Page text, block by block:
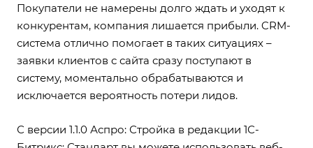
Покупатели не намерены долго ждать и уходят к
конкурентам, компания лишается прибыли. CRM-
система отлично помогает в таких ситуациях –
заявки клиентов с сайта сразу поступают в
систему, моментально обрабатываются и
исключается вероятность потери лидов.
С версии 1.1.0 Аспро: Стройка в редакции 1С-